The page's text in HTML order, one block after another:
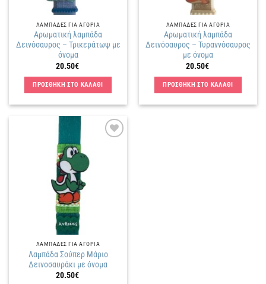
ΛΑΜΠΑΔΕΣ ΓΙΑ ΑΓΟΡΙΑ
Αρωματική λαμπάδα
Δεινόσαυρος – Τρικεράτωψ με
όνομα
20.50€
ΠΡΟΣΘΗΚΗ ΣΤΟ ΚΑΛΑΘΙ
ΛΑΜΠΑΔΕΣ ΓΙΑ ΑΓΟΡΙΑ
Αρωματική λαμπάδα
Δεινόσαυρος – Τυραννόσαυρος
με όνομα
20.50€
ΠΡΟΣΘΗΚΗ ΣΤΟ ΚΑΛΑΘΙ
ΛΑΜΠΑΔΕΣ ΓΙΑ ΑΓΟΡΙΑ
Λαμπάδα Σούπερ Μάριο
Δεινοσαυράκι με όνομα
20.50€